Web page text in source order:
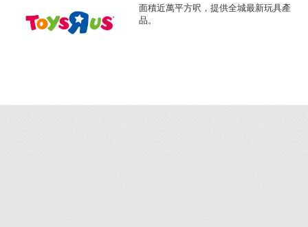
面積近萬平方呎，提供全城最新玩具產
品。